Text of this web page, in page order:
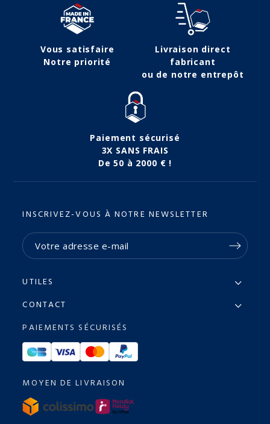
Vous satisfaire
Notre priorité
Livraison direct
fabricant
ou de notre entrepôt
Paiement sécurisé
3X SANS FRAIS
De 50 à 2000 € !
INSCRIVEZ-VOUS À NOTRE NEWSLETTER
UTILES
CONTACT
PAIEMENTS SÉCURISÉS
MOYEN DE LIVRAISON